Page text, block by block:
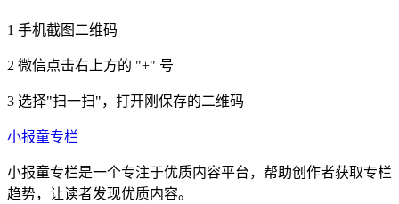
1 手机截图二维码
2 微信点击右上方的 "+" 号
3 选择"扫一扫"，打开刚保存的二维码
小报童专栏
小报童专栏是一个专注于优质内容平台，帮助创作者获取专栏
趋势，让读者发现优质内容。